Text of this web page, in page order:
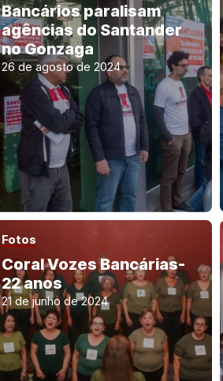
Bancários paralisam
agências do Santander
no Gonzaga
26 de agosto de 2024
Fotos
Coral Vozes Bancárias-
22 anos
21 de junho de 2024